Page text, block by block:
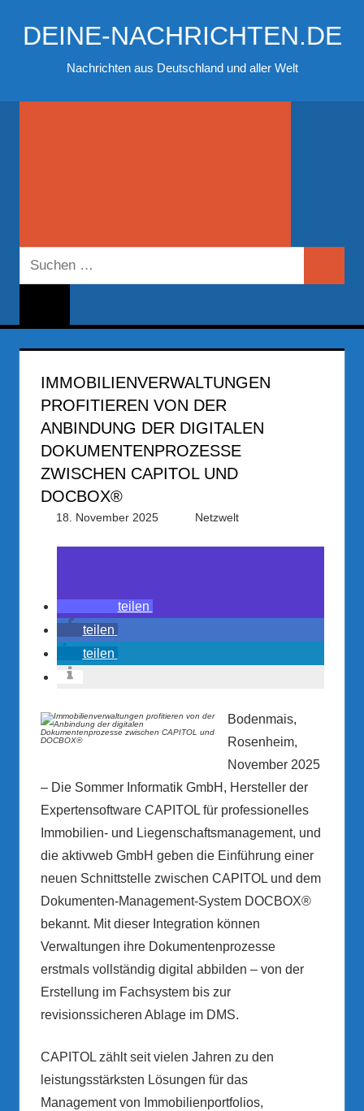
InhaltDEINE-NACHRICHTEN.DE
Nachrichten aus Deutschland und aller Welt
Suchen
nach:
IMMOBILIENVERWALTUNGEN
PROFITIEREN VON DER
ANBINDUNG DER DIGITALEN
DOKUMENTENPROZESSE
ZWISCHEN CAPITOL UND
DOCBOX®
18. November 2025 PRGateway
Netzwelt
teilen
teilen
teilen
Bodenmais,
Rosenheim,
November 2025
– Die Sommer Informatik GmbH, Hersteller der
Expertensoftware CAPITOL für professionelles
Immobilien- und Liegenschaftsmanagement, und
die aktivweb GmbH geben die Einführung einer
neuen Schnittstelle zwischen CAPITOL und dem
Dokumenten-Management-System DOCBOX®
bekannt. Mit dieser Integration können
Verwaltungen ihre Dokumentenprozesse
erstmals vollständig digital abbilden – von der
Erstellung im Fachsystem bis zur
revisionssicheren Ablage im DMS.
CAPITOL zählt seit vielen Jahren zu den
leistungsstärksten Lösungen für das
Management von Immobilienportfolios,